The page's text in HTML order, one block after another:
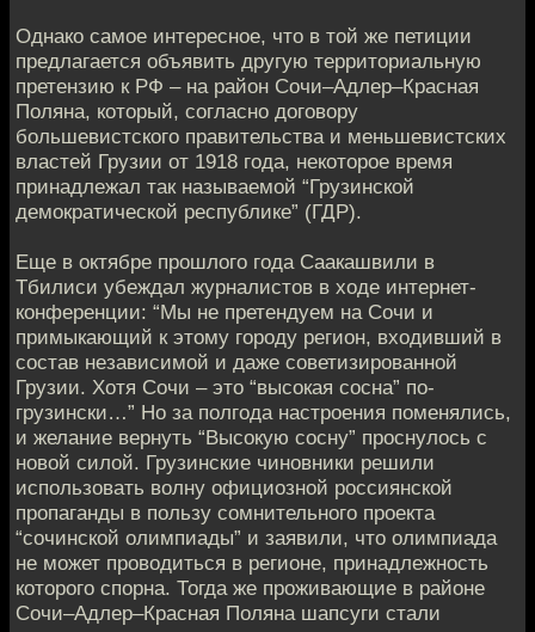
Однако самое интересное, что в той же петиции
предлагается объявить другую территориальную
претензию к РФ – на район Сочи–Адлер–Красная
Поляна, который, согласно договору
большевистского правительства и меньшевистских
властей Грузии от 1918 года, некоторое время
принадлежал так называемой “Грузинской
демократической республике” (ГДР).
Еще в октябре прошлого года Саакашвили в
Тбилиси убеждал журналистов в ходе интернет-
конференции: “Мы не претендуем на Сочи и
примыкающий к этому городу регион, входивший в
состав независимой и даже советизированной
Грузии. Хотя Сочи – это “высокая сосна” по-
грузински…” Но за полгода настроения поменялись,
и желание вернуть “Высокую сосну” проснулось с
новой силой. Грузинские чиновники решили
использовать волну официозной россиянской
пропаганды в пользу сомнительного проекта
“сочинской олимпиады” и заявили, что олимпиада
не может проводиться в регионе, принадлежность
которого спорна. Тогда же проживающие в районе
Сочи–Адлер–Красная Поляна шапсуги стали